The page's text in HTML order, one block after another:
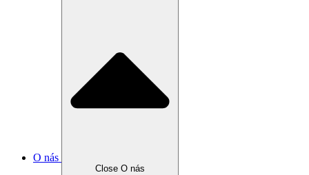
O nás
Close O nás